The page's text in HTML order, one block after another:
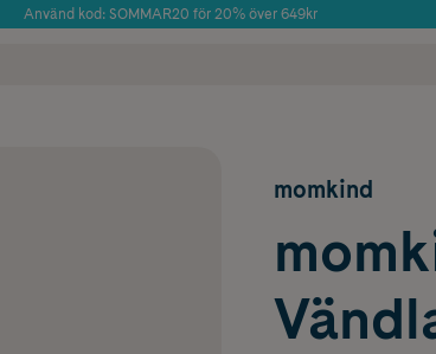
Använd kod: SOMMAR20 för 20% över 649kr
momkind